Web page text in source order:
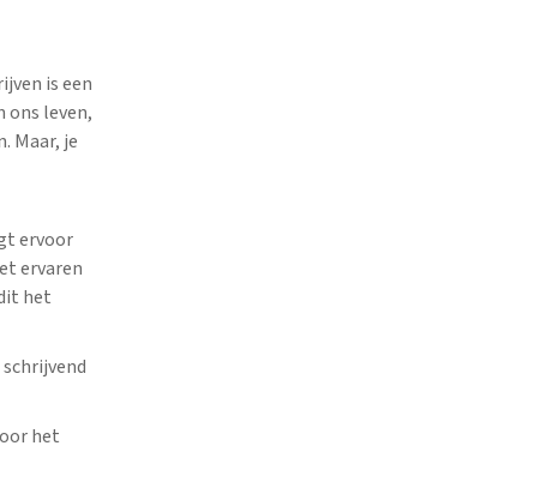
is een
ons leven,
Maar, je
ervoor
ervaren
het
het